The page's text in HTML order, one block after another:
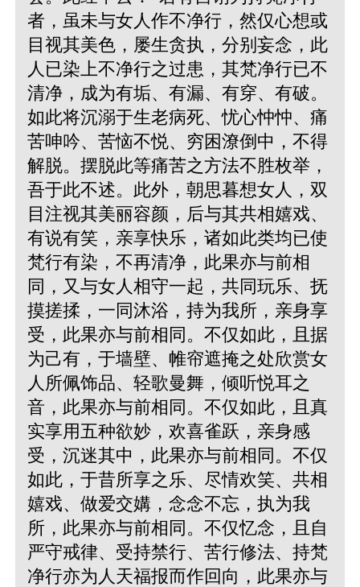
者，虽未与女人作不净行，然仅心想或
目视其美色，屡生贪执，分别妄念，此
人已染上不净行之过患，其梵净行已不
清净，成为有垢、有漏、有穿、有破。
如此将沉溺于生老病死、忧心忡忡、痛
苦呻吟、苦恼不悦、穷困潦倒中，不得
解脱。摆脱此等痛苦之方法不胜枚举，
吾于此不述。此外，朝思暮想女人，双
目注视其美丽容颜，后与其共相嬉戏、
有说有笑，亲享快乐，诸如此类均已使
梵行有染，不再清净，此果亦与前相
同，又与女人相守一起，共同玩乐、抚
摸搓揉，一同沐浴，持为我所，亲身享
受，此果亦与前相同。不仅如此，且据
为己有，于墙壁、帷帘遮掩之处欣赏女
人所佩饰品、轻歌曼舞，倾听悦耳之
音，此果亦与前相同。不仅如此，且真
实享用五种欲妙，欢喜雀跃，亲身感
受，沉迷其中，此果亦与前相同。不仅
如此，于昔所享之乐、尽情欢笑、共相
嬉戏、做爱交媾，念念不忘，执为我
所，此果亦与前相同。不仅忆念，且自
严守戒律、受持禁行、苦行修法、持梵
净行亦为人天福报而作回向，此果亦与